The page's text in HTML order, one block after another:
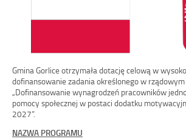
Gmina Gorlice otrzymała dotację celową w
dofinansowanie zadania określonego w
„Dofinansowanie wynagrodzeń pracowników
pomocy społecznej w postaci dodatku
2027”.
NAZWA PROGRAMU